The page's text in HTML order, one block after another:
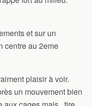
et sur un
centre au 2eme
plaisir à voir.
un mouvement bien